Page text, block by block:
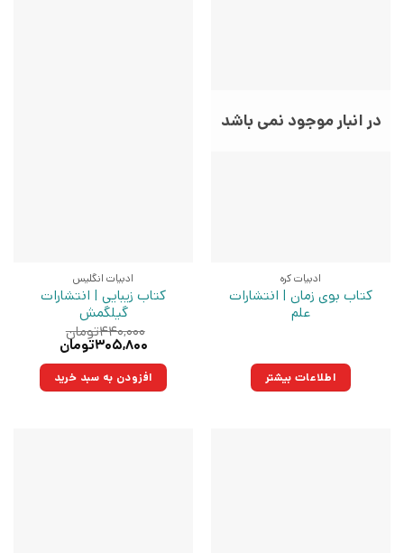
در انبار موجود نمی باشد
ادبیات کره
کتاب بوی زمان | انتشارات
علم
اطلاعات بیشتر
ادبیات انگلیس
کتاب زیبایی | انتشارات
گیلگمش
۴۴۰,۰۰۰تومان
قیمت
۴۴۰,۰۰۰تومان
بود.
۳۰۵,۸۰۰تومان
۳۰۵,۸۰۰تومان.افزودن به سبد خرید